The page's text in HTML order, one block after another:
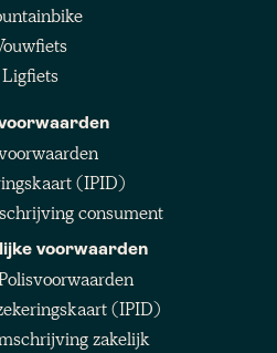
Ligfiets
(IPID)
consument
voorwaarden
(IPID)
zakelijk